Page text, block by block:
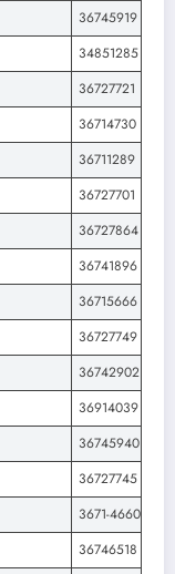
36745919
34851285
36727721
36714730
36711289
36727701
36727864
36741896
36715666
36727749
36742902
36914039
36745940
36727745
3671-4660
36746518